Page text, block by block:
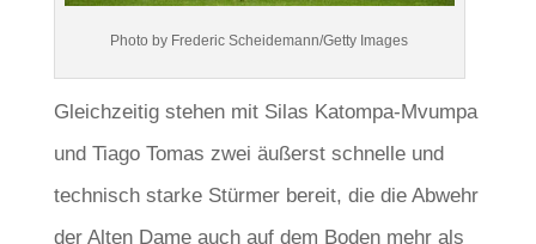
Photo by Frederic Scheidemann/Getty Images
Gleichzeitig stehen mit Silas Katompa-Mvumpa
und Tiago Tomas zwei äußerst schnelle und
technisch starke Stürmer bereit, die die Abwehr
der Alten Dame auch auf dem Boden mehr als